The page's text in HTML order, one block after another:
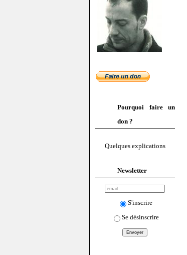
Pourquoi faire un
don ?
Quelques explications
Newsletter
S'inscrire
Se désinscrire